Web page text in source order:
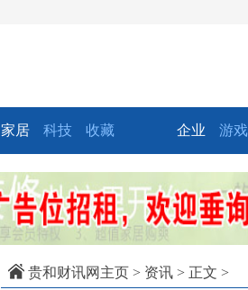
家居 科技 收藏 企业 游戏
贵和财讯网主页 > 资讯 > 正文 >